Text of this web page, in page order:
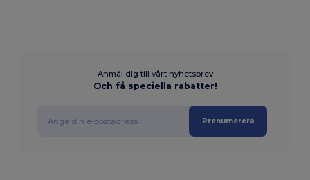
Anmäl dig till vårt nyhetsbrev
Och få speciella rabatter!
Prenumerera